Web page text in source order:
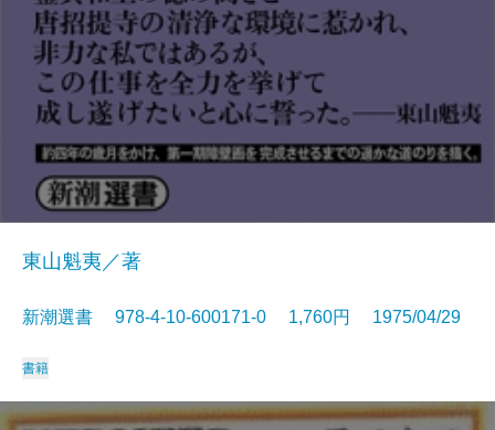
東山魁夷／著
新潮選書 978-4-10-600171-0 1,760円 1975/04/29
書籍